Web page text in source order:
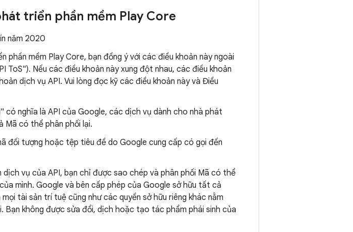
triển phần mềm Play Core
năm 2020
phần mềm Play Core, bạn đồng ý với các điều khoản này ngoài
ToS"). Nếu các điều khoản này xung đột nhau, các điều khoản
dịch vụ API. Vui lòng đọc kỹ các điều khoản này và Điều
có nghĩa là API của Google, các dịch vụ dành cho nhà phát
Mã có thể phân phối lại.
đối tượng hoặc tệp tiêu đề do Google cung cấp có gọi đến
dịch vụ của API, bạn chỉ được sao chép và phân phối Mã có thể
mình. Google và bên cấp phép của Google sở hữu tất cả
tài sản trí tuệ cũng như các quyền sở hữu riêng khác nằm
Bạn không được sửa đổi, dịch hoặc tạo tác phẩm phái sinh của